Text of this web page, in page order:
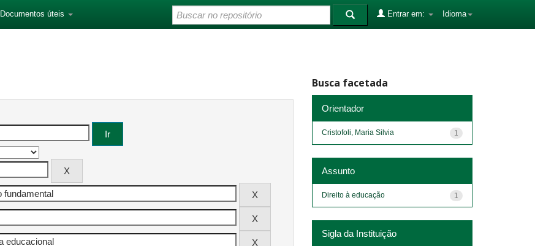
Documentos úteis Idioma
Entrar em:
Busca facetada
Orientador
1
Cristofoli, Maria Silvia
Assunto
1
Direito à educação
Sigla da Instituição